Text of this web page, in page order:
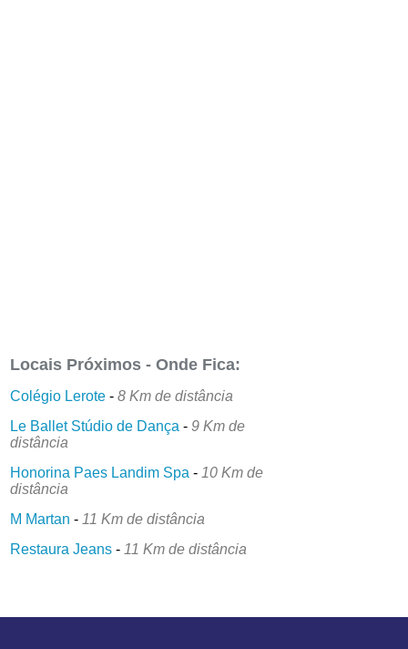
Locais Próximos - Onde Fica:
Colégio Lerote -8 Km de distância
Le Ballet Stúdio de Dança -9 Km de
distância
Honorina Paes Landim Spa - 10 Km de
distância
M Martan - 11 Km de distância
Restaura Jeans - 11 Km de distância